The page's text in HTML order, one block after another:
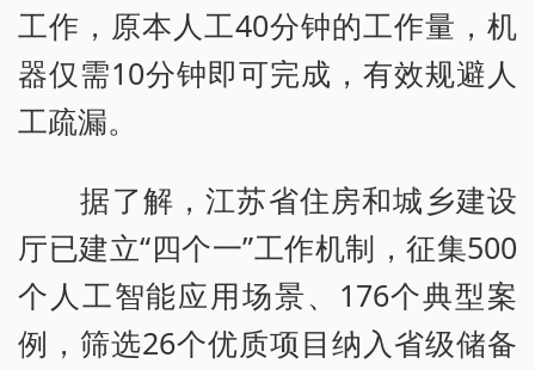
工作，原本人工40分钟的工作量，机
器仅需10分钟即可完成，有效规避人
工疏漏。
据了解，江苏省住房和城乡建设
厅已建立“四个一”工作机制，征集500
个人工智能应用场景、176个典型案
例，筛选26个优质项目纳入省级储备